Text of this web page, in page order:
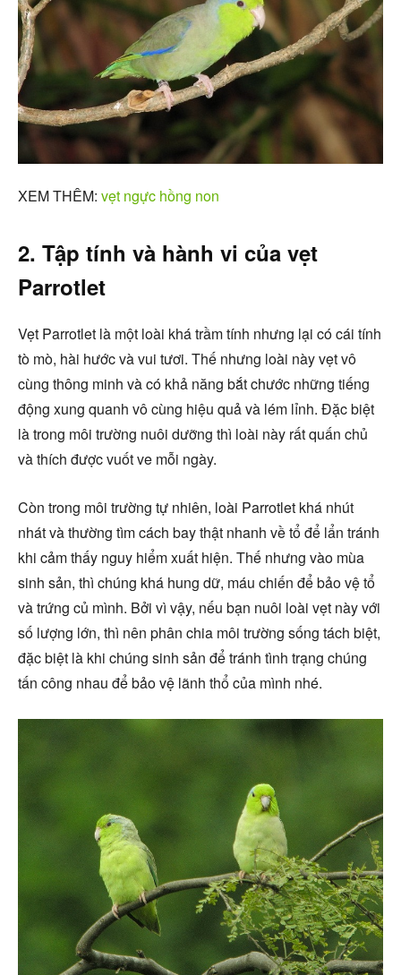
XEM THÊM: vẹt ngực hồng non
2. Tập tính và hành vi của vẹt
Parrotlet
Vẹt Parrotlet là một loài khá trầm tính nhưng lại có cái tính
tò mò, hài hước và vui tươi. Thế nhưng loài này vẹt vô
cùng thông minh và có khả năng bắt chước những tiếng
động xung quanh vô cùng hiệu quả và lém lỉnh. Đặc biệt
là trong môi trường nuôi dưỡng thì loài này rất quấn chủ
và thích được vuốt ve mỗi ngày.
Còn trong môi trường tự nhiên, loài Parrotlet khá nhút
nhát và thường tìm cách bay thật nhanh về tổ để lẩn tránh
khi cảm thấy nguy hiểm xuất hiện. Thế nhưng vào mùa
sinh sản, thì chúng khá hung dữ, máu chiến để bảo vệ tổ
và trứng củ mình. Bởi vì vậy, nếu bạn nuôi loài vẹt này với
số lượng lớn, thì nên phân chia môi trường sống tách biệt,
đặc biệt là khi chúng sinh sản để tránh tình trạng chúng
tấn công nhau để bảo vệ lãnh thổ của mình nhé.